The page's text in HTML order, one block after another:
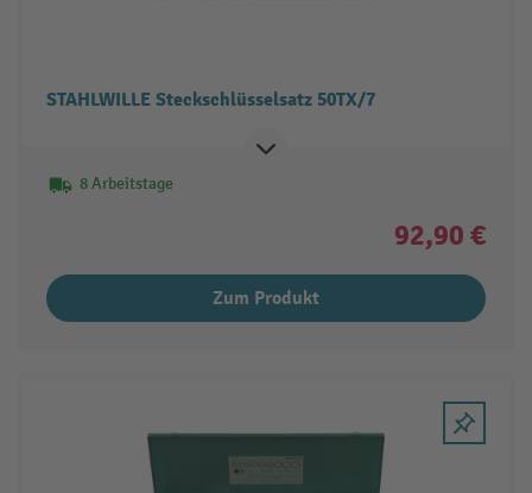
STAHLWILLE Steckschlüsselsatz 50TX/7
8 Arbeitstage
92,90 €
Zum Produkt